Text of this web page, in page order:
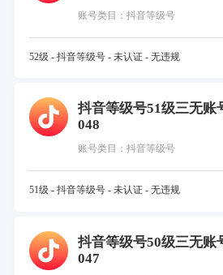
账号类目：抖音等级号
52级 - 抖音等级号 - 未认证 - 无违规
抖音等级号51级三无账
048
账号类目：抖音等级号
51级 - 抖音等级号 - 未认证 - 无违规
抖音等级号50级三无账
047